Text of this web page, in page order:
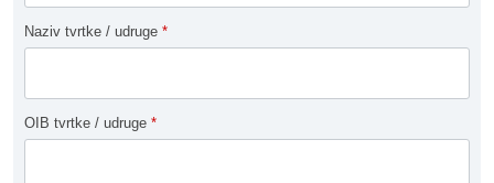
Naziv tvrtke / udruge *
OIB tvrtke / udruge *